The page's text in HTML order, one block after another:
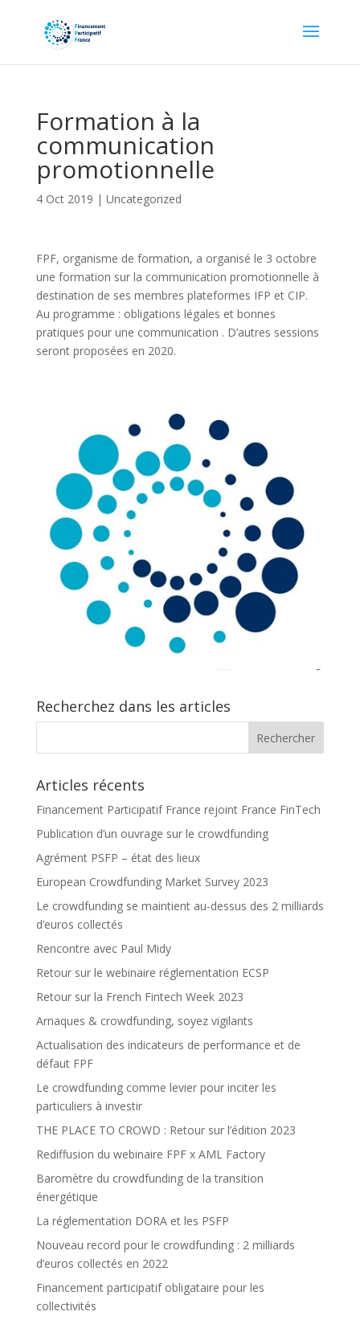
Formation à la
communication
promotionnelle
4 Oct 2019 | Uncategorized
FPF, organisme de formation, a organisé le 3 octobre
une formation sur la communication promotionnelle à
destination de ses membres plateformes IFP et CIP.
Au programme : obligations légales et bonnes
pratiques pour une communication . D’autres sessions
seront proposées en 2020.
Recherchez dans les articles
Articles récents
Financement Participatif France rejoint France FinTech
Publication d’un ouvrage sur le crowdfunding
Agrément PSFP – état des lieux
European Crowdfunding Market Survey 2023
Le crowdfunding se maintient au-dessus des 2 milliards
d’euros collectés
Rencontre avec Paul Midy
Retour sur le webinaire réglementation ECSP
Retour sur la French Fintech Week 2023
Arnaques & crowdfunding, soyez vigilants
Actualisation des indicateurs de performance et de
défaut FPF
Le crowdfunding comme levier pour inciter les
particuliers à investir
THE PLACE TO CROWD : Retour sur l’édition 2023
Rediffusion du webinaire FPF x AML Factory
Baromètre du crowdfunding de la transition
énergétique
La réglementation DORA et les PSFP
Nouveau record pour le crowdfunding : 2 milliards
d’euros collectés en 2022
Financement participatif obligataire pour les
collectivités